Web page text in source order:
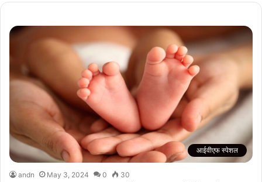
आईवीएफ स्पेशल
andn May 3, 2024 0 30